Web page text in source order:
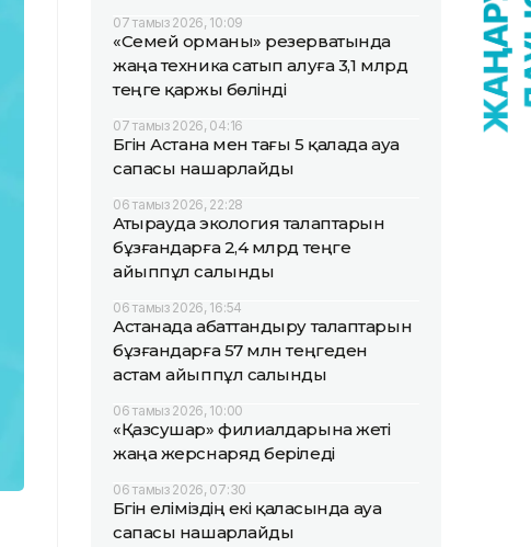
07 тамыз 2026, 10:09
«Семей орманы» резерватында
жаңа техника сатып алуға 3,1 млрд
теңге қаржы бөлінді
07 тамыз 2026, 04:16
Бүгін Астана мен тағы 5 қалада ауа
сапасы нашарлайды
06 тамыз 2026, 22:28
Атырауда экология талаптарын
бұзғандарға 2,4 млрд теңге
айыппұл салынды
06 тамыз 2026, 16:54
Астанада абаттандыру талаптарын
бұзғандарға 57 млн теңгеден
астам айыппұл салынды
06 тамыз 2026, 10:00
«Қазсушар» филиалдарына жеті
жаңа жерснаряд беріледі
06 тамыз 2026, 07:30
Бүгін еліміздің екі қаласында ауа
сапасы нашарлайды